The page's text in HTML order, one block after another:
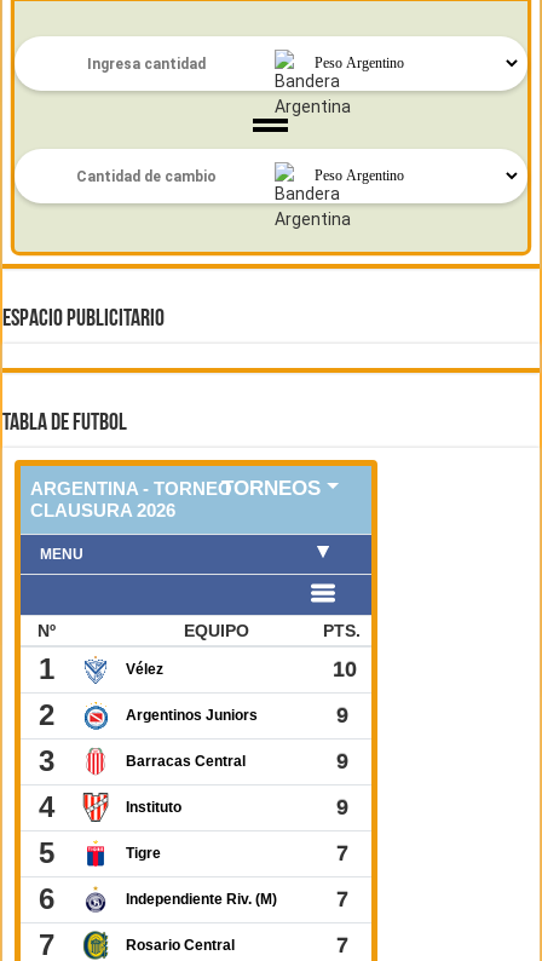
ESPACIO PUBLICITARIO
TABLA DE FUTBOL